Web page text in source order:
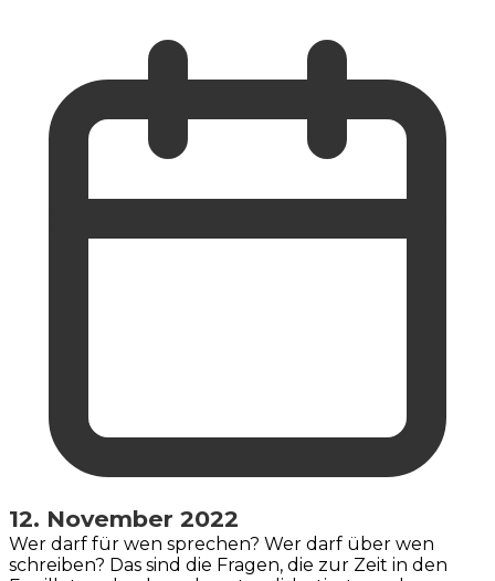
12. November 2022
Wer darf für wen sprechen? Wer darf über wen
schreiben? Das sind die Fragen, die zur Zeit in den